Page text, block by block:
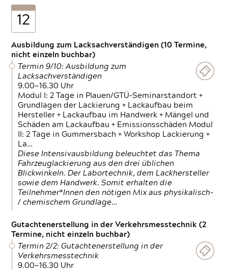
12
Ausbildung zum Lacksachverständigen (10 Termine,
nicht einzeln buchbar)
Termin 9/10: Ausbildung zum
Lacksachverständigen
9.00—16.30 Uhr
Modul I: 2 Tage in Plauen/GTÜ-Seminarstandort +
Grundlagen der Lackierung + Lackaufbau beim
Hersteller + Lackaufbau im Handwerk + Mängel und
Schäden am Lackaufbau + Emissionsschäden Modul
II: 2 Tage in Gummersbach + Workshop Lackierung +
La…
Diese Intensivausbildung beleuchtet das Thema
Fahrzeuglackierung aus den drei üblichen
Blickwinkeln. Der Labortechnik, dem Lackhersteller
sowie dem Handwerk. Somit erhalten die
Teilnehmer*Innen den nötigen Mix aus physikalisch-
/ chemischem Grundlage…
Gutachtenerstellung in der Verkehrsmesstechnik (2
Termine, nicht einzeln buchbar)
Termin 2/2: Gutachtenerstellung in der
Verkehrsmesstechnik
9.00—16.30 Uhr